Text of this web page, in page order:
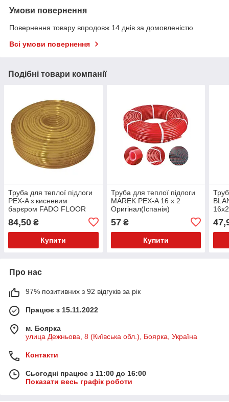
Умови повернення
Повернення товару впродовж 14 днів за домовленістю
Всі умови повернення
Подібні товари компанії
Труба для теплої підлоги
PEX-A з кисневим
барєром FADO FLOOR
84,50 ₴
Купити
Труба для теплої підлоги
MAREK PEX-A 16 х 2
Оригінал(Іспанія)
57₴
Купити
Про нас
97% позитивних з 92 відгуків за рік
Працює з 15.11.2022
м. Боярка
улица Дежньова, 8 (Київська обл.), Боярка, Україна
Контакти
Сьогодні працює з 11:00 до 16:00
Показати весь графік роботи